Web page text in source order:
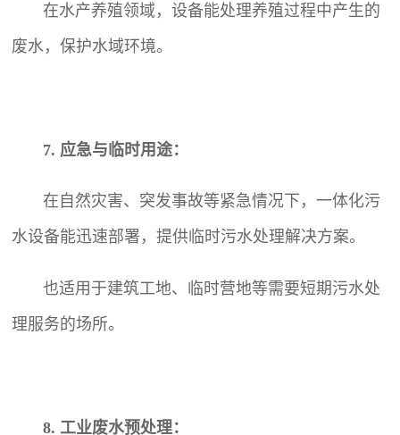
在水产养殖领域，设备能处理养殖过程中产生的
废水，保护水域环境。
7. 应急与临时用途：
在自然灾害、突发事故等紧急情况下，一体化污
水设备能迅速部署，提供临时污水处理解决方案。
也适用于建筑工地、临时营地等需要短期污水处
理服务的场所。
8. 工业废水预处理：